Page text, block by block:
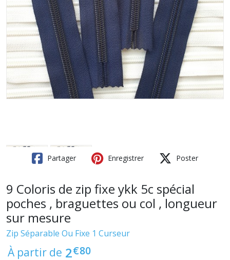
Partager Enregistrer Poster
9 Coloris de zip fixe ykk 5c spécial
poches , braguettes ou col , longueur
sur mesure
Zip Séparable Ou Fixe 1 Curseur
À partir de 2€80